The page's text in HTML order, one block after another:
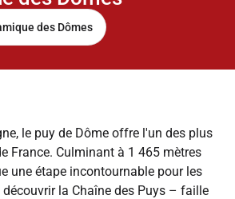
des Dômes
le puy de Dôme offre l'un des plus
France. Culminant à 1 465 mètres
une étape incontournable pour les
la Chaîne des Puys – faille